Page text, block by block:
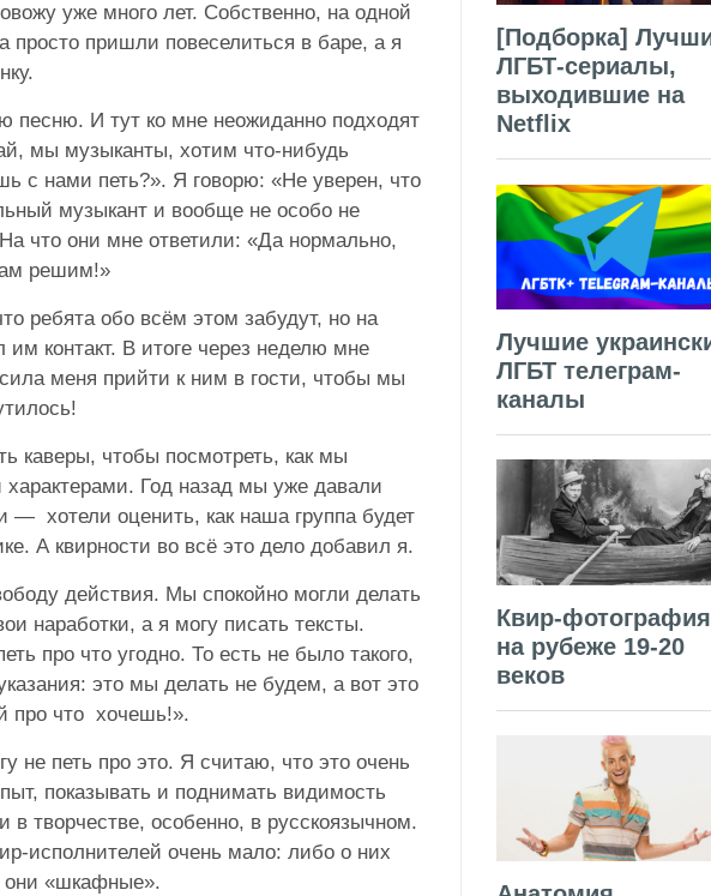
уже много лет. Собственно, на одной
просто пришли повеселиться в баре, а я
И тут ко мне неожиданно подходят
мы музыканты, хотим что-нибудь
с нами петь?». Я говорю: «Не уверен, что
музыкант и вообще не особо не
что они мне ответили: «Да нормально,
решим!»
ребята обо всём этом забудут, но на
контакт. В итоге через неделю мне
меня прийти к ним в гости, чтобы мы
каверы, чтобы посмотреть, как мы
Год назад мы уже давали
— хотели оценить, как наша группа будет
А квирности во всё это дело добавил я.
действия. Мы спокойно могли делать
наработки, а я могу писать тексты.
про что угодно. То есть не было такого,
это мы делать не будем, а вот это
про что хочешь!».
не петь про это. Я считаю, что это очень
показывать и поднимать видимость
в творчестве, особенно, в русскоязычном.
исполнителей очень мало: либо о них
они «шкафные».
[Подборка]
ЛГБТ-сериалы,
выходившие на
Netflix
Лучшие
ЛГБТ телеграм-
каналы
Квир-фотография
на рубеже 19-20
веков